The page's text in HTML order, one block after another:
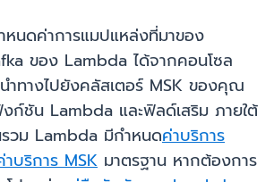
นดค่าการแมปแหล่งที่มาของ
ของ Lambda ได้จากคอนโซล
ำทางไปยังคลัสเตอร์ MSK ของคุณ
งก์ชัน Lambda และฟิลด์เสริม ภายใต้
วม Lambda มีกำหนดค่าบริการ
าบริการ MSK มาตรฐาน หากต้องการ